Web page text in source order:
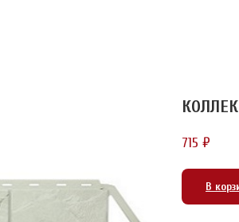
715 ₽
В